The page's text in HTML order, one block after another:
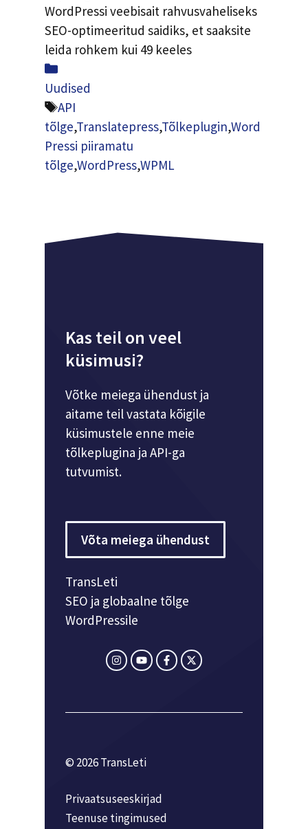
WordPressi veebisait rahvusvaheliseks
SEO-optimeeritud saidiks, et saaksite
leida rohkem kui 49 keeles
Kategooriatesse
Uudised
Sildid
API
tõlge,Translatepress,Tõlkeplugin,Word
Pressi piiramatu
tõlge,WordPress,WPML
Kas teil on veel
küsimusi?
Võtke meiega ühendust ja
aitame teil vastata kõigile
küsimustele enne meie
tõlkeplugina ja API-ga
tutvumist.
Võta meiega ühendust
TransLeti
SEO ja globaalne tõlge
WordPressile
© 2026 TransLeti
Privaatsuseeskirjad
Teenuse tingimused